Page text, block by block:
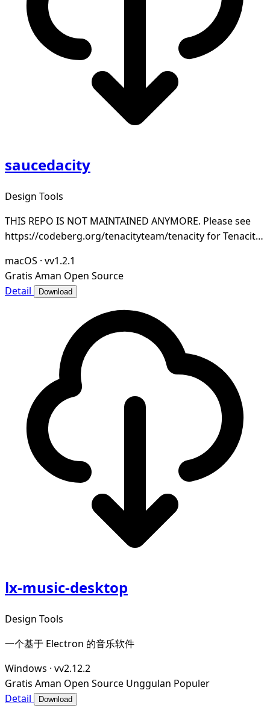
saucedacity
Design Tools
THIS REPO IS NOT MAINTAINED ANYMORE. Please see
https://codeberg.org/tenacityteam/tenacity for Tenacity,
macOS · vv1.2.1
Gratis Aman Open Source
Detail
Download
lx-music-desktop
Design Tools
一个基于 Electron 的音乐软件
Windows · vv2.12.2
Gratis Aman Open Source Unggulan Populer
Detail
Download